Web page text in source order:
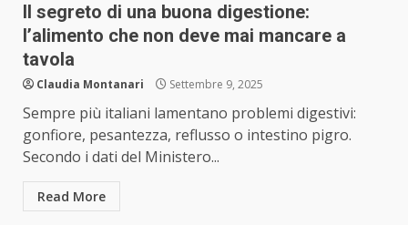
Il segreto di una buona digestione:
l’alimento che non deve mai mancare a
tavola
Claudia Montanari Settembre 9, 2025
Sempre più italiani lamentano problemi digestivi:
gonfiore, pesantezza, reflusso o intestino pigro.
Secondo i dati del Ministero...
Read More